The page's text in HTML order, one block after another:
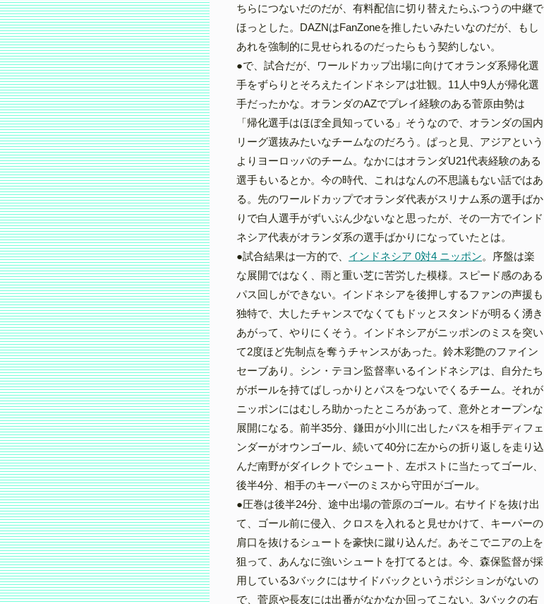
ちらにつないだのだが、有料配信に切り替えたらふつうの中継で
ほっとした。DAZNはFanZoneを推したいみたいなのだが、もし
あれを強制的に見せられるのだったらもう契約しない。
●で、試合だが、ワールドカップ出場に向けてオランダ系帰化選
手をずらりとそろえたインドネシアは壮観。11人中9人が帰化選
手だったかな。オランダのAZでプレイ経験のある菅原由勢は
「帰化選手はほぼ全員知っている」そうなので、オランダの国内
リーグ選抜みたいなチームなのだろう。ぱっと見、アジアという
よりヨーロッパのチーム。なかにはオランダU21代表経験のある
選手もいるとか。今の時代、これはなんの不思議もない話ではあ
る。先のワールドカップでオランダ代表がスリナム系の選手ばか
りで白人選手がずいぶん少ないなと思ったが、その一方でインド
ネシア代表がオランダ系の選手ばかりになっていたとは。
●試合結果は一方的で、 インドネシア 0対4 ニッポン。序盤は楽
な展開ではなく、雨と重い芝に苦労した模様。スピード感のある
パス回しができない。インドネシアを後押しするファンの声援も
独特で、大したチャンスでなくてもドッとスタンドが明るく湧き
あがって、やりにくそう。インドネシアがニッポンのミスを突い
て2度ほど先制点を奪うチャンスがあった。鈴木彩艶のファイン
セーブあり。シン・テヨン監督率いるインドネシアは、自分たち
がボールを持てばしっかりとパスをつないでくるチーム。それが
ニッポンにはむしろ助かったところがあって、意外とオープンな
展開になる。前半35分、鎌田が小川に出したパスを相手ディフェ
ンダーがオウンゴール、続いて40分に左からの折り返しを走り込
んだ南野がダイレクトでシュート、左ポストに当たってゴール、
後半4分、相手のキーパーのミスから守田がゴール。
●圧巻は後半24分、途中出場の菅原のゴール。右サイドを抜け出
て、ゴール前に侵入、クロスを入れると見せかけて、キーパーの
肩口を抜けるシュートを豪快に蹴り込んだ。あそこでニアの上を
狙って、あんなに強いシュートを打てるとは。今、森保監督が採
用している3バックにはサイドバックというポジションがないの
で、菅原や長友には出番がなかなか回ってこない。3バックの右